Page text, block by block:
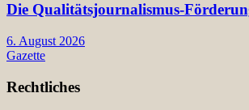
Die Qualitätsjournalismus-
6. August 2026
Gazette
Rechtliches